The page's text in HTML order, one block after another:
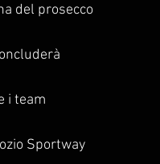
del prosecco
i team
Sportway